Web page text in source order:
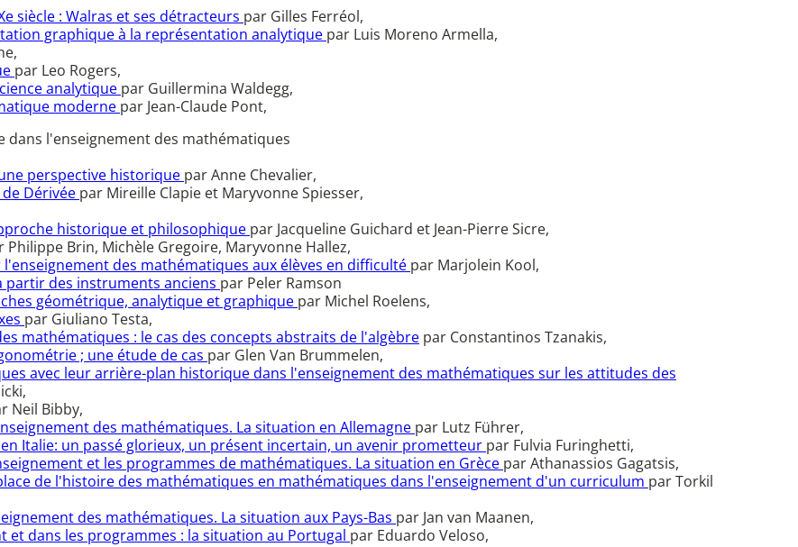
siècle : Walras et ses détracteurs par Gilles Ferréol,
graphique à la représentation analytique par Luis Moreno Armella,
par Leo Rogers,
analytique par Guillermina Waldegg,
moderne par Jean-Claude Pont,
l'enseignement des mathématiques
perspective historique par Anne Chevalier,
Dérivée par Mireille Clapie et Maryvonne Spiesser,
historique et philosophique par Jacqueline Guichard et Jean-Pierre Sicre,
Philippe Brin, Michèle Gregoire, Maryvonne Hallez,
des mathématiques aux élèves en difficulté par Marjolein Kool,
partir des instruments anciens par Peler Ramson
géométrique, analytique et graphique par Michel Roelens,
par Giuliano Testa,
mathématiques : le cas des concepts abstraits de l'algèbre par Constantinos Tzanakis,
; une étude de cas par Glen Van Brummelen,
avec leur arrière-plan historique dans l'enseignement des mathématiques sur les attitudes des
Neil Bibby,
des mathématiques. La situation en Allemagne par Lutz Führer,
Italie: un passé glorieux, un présent incertain, un avenir prometteur par Fulvia Furinghetti,
et les programmes de mathématiques. La situation en Grèce par Athanassios Gagatsis,
de l'histoire des mathématiques en mathématiques dans l'enseignement d'un curriculum par Torkil
des mathématiques. La situation aux Pays-Bas par Jan van Maanen,
dans les programmes : la situation au Portugal par Eduardo Veloso,